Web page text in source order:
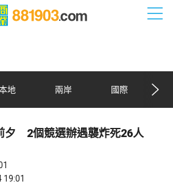
地 兩岸 國際
夕 2個競選辦遇襲炸死26人
19:01